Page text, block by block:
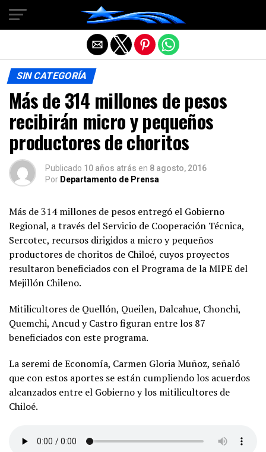
SIN CATEGORÍA
Más de 314 millones de pesos
recibirán micro y pequeños
productores de choritos
Publicado 10 años atrás en 8 agosto, 2016
Por Departamento de Prensa
Más de 314 millones de pesos entregó el Gobierno
Regional, a través del Servicio de Cooperación Técnica,
Sercotec, recursos dirigidos a micro y pequeños
productores de choritos de Chiloé, cuyos proyectos
resultaron beneficiados con el Programa de la MIPE del
Mejillón Chileno.
Mitilicultores de Quellón, Queilen, Dalcahue, Chonchi,
Quemchi, Ancud y Castro figuran entre los 87
beneficiados con este programa.
La seremi de Economía, Carmen Gloria Muñoz, señaló
que con estos aportes se están cumpliendo los acuerdos
alcanzados entre el Gobierno y los mitilicultores de
Chiloé.
Salir de la versión móvil